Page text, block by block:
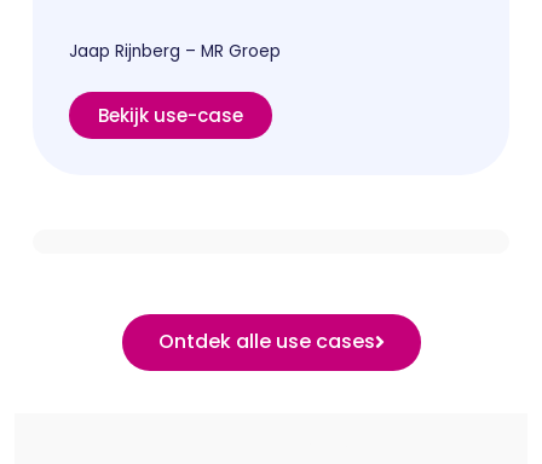
Bekijk use-case
Jaap Rijnberg – MR Groep
Ontdek alle use cases